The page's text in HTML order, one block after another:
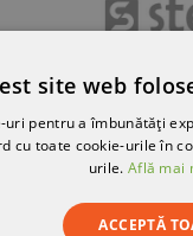
site web
uri pentru a îmbunătăți
cu toate cookie-urile în
urile. Află mai
ACCEPTĂ